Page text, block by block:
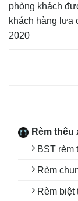
Rèm thêu
BST rèm
Rèm
Rèm biệt
phòng khách
khách hàng lựa
2020